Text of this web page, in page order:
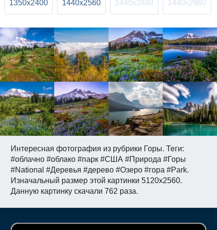
Интересная фотография из рубрики Горы. Теги:
#облачно #облако #парк #США #Природа #Горы
#National #Деревья #дерево #Озеро #гора #Park.
Изначальный размер этой картинки 5120x2560.
Данную картинку скачали 762 раза.
1350x2400 1440x2560 1440x2880 1440x2960